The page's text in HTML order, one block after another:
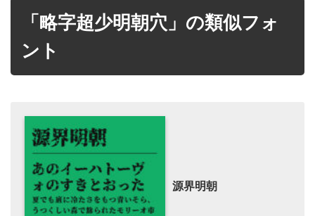
「略字超少明朝穴」の類似フォ
ント
源界明朝